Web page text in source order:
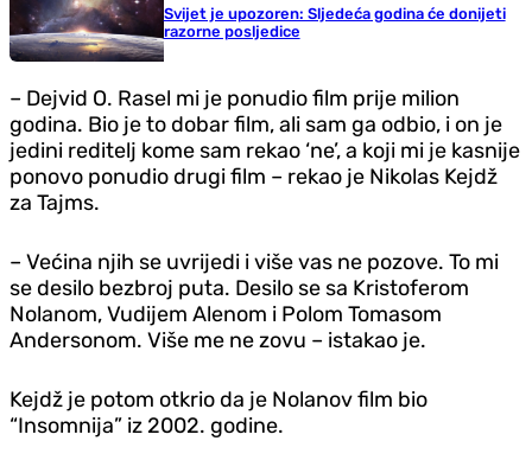
Svijet je upozoren: Sljedeća godina će donijeti
razorne posljedice
– Dejvid O. Rasel mi je ponudio film prije milion
godina. Bio je to dobar film, ali sam ga odbio, i on je
jedini reditelj kome sam rekao ‘ne’, a koji mi je kasnije
ponovo ponudio drugi film – rekao je Nikolas Kejdž
za Tajms.
– Većina njih se uvrijedi i više vas ne pozove. To mi
se desilo bezbroj puta. Desilo se sa Kristoferom
Nolanom, Vudijem Alenom i Polom Tomasom
Andersonom. Više me ne zovu – istakao je.
Kejdž je potom otkrio da je Nolanov film bio
“Insomnija” iz 2002. godine.